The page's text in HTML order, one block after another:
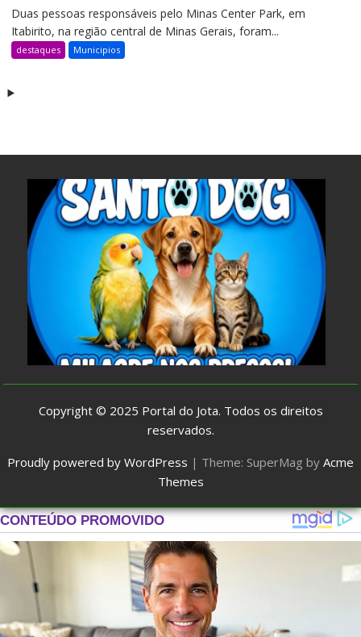
Duas pessoas responsáveis pelo Minas Center Park, em
Itabirito, na região central de Minas Gerais, foram...
destaques Municipios
Copyright © 2025 Portal do Jota. Todos os direitos
reservados.
Proudly powered by WordPress | Theme: SuperMag by Acme
Themes